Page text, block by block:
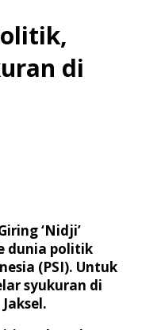
di
‘Nidji’
dunia politik
(PSI). Untuk
syukuran di